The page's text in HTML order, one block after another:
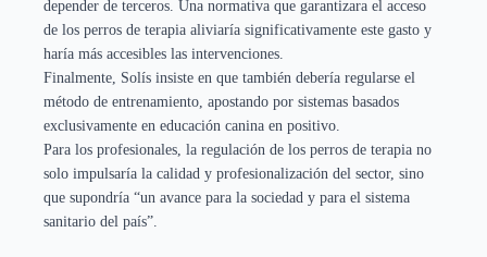
depender de terceros. Una normativa que garantizara el acceso
de los perros de terapia aliviaría significativamente este gasto y
haría más accesibles las intervenciones.
Finalmente, Solís insiste en que también debería regularse el
método de entrenamiento, apostando por sistemas basados
exclusivamente en educación canina en positivo.
Para los profesionales, la regulación de los perros de terapia no
solo impulsaría la calidad y profesionalización del sector, sino
que supondría “un avance para la sociedad y para el sistema
sanitario del país”.